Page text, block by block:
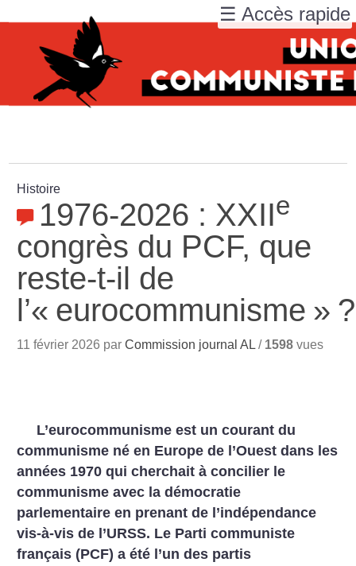
Histoire
1976-2026 : XXIIe
congrès du PCF, que
reste-t-il de
l’« eurocommunisme » ?
11 février 2026 parCommission journal AL / 1598 vues
L’eurocommunisme est un courant du
communisme né en Europe de l’Ouest dans les
années 1970 qui cherchait à concilier le
communisme avec la démocratie
parlementaire en prenant de l’indépendance
vis-à-vis de l’URSS. Le Parti communiste
français (PCF) a été l’un des partis
☰ Accès rapide